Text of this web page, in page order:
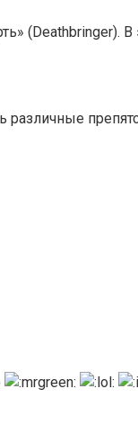
(Deathbringer). В
различные